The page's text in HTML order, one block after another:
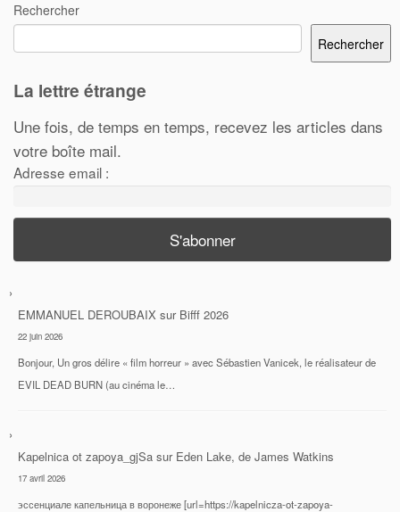
Rechercher
Rechercher
La lettre étrange
Une fois, de temps en temps, recevez les articles dans
votre boîte mail.
Adresse email :
EMMANUEL DEROUBAIX sur Bifff 2026
22 juin 2026
Bonjour, Un gros délire « film horreur » avec Sébastien Vanicek, le réalisateur de
EVIL DEAD BURN (au cinéma le…
Kapelnica ot zapoya_gjSa sur Eden Lake, de James Watkins
17 avril 2026
эссенциале капельница в воронеже [url=https://kapelnicza-ot-zapoya-